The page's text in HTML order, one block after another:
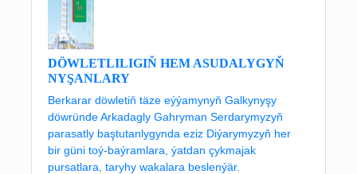
DÖWLETLILIGIŇ HEM ASUDALYGYŇ
NYŞANLARY
Berkarar döwletiň täze eýýamynyň Galkynyşy
döwründe Arkadagly Gahryman Serdarymyzyň
parasatly baştutanlygynda eziz Diýarymyzyň her
bir güni toý-baýramlara, ýatdan çykmajak
pursatlara, taryhy wakalara beslenýär.